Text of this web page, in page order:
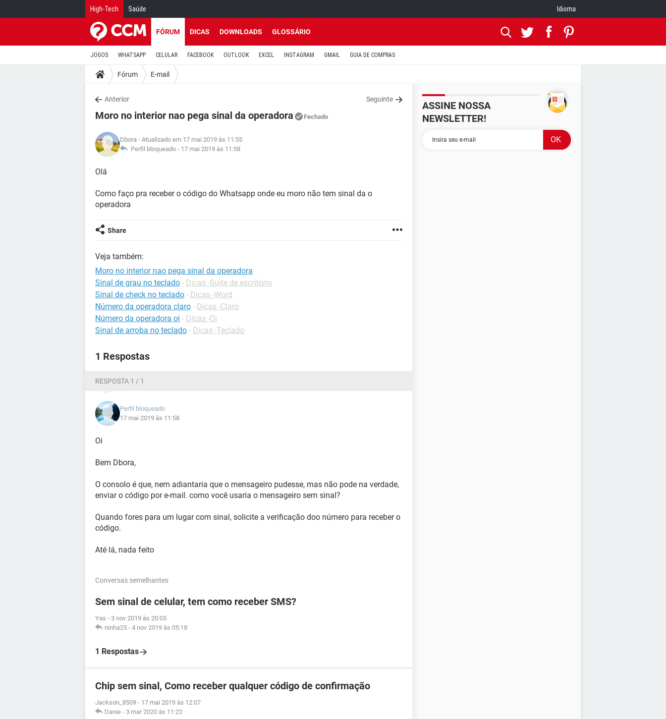
High-Tech Saúde Idioma
FÓRUM DICAS DOWNLOADS GLOSSÁRIO
JOGOS WHATSAPP CELULAR FACEBOOK OUTLOOK EXCEL INSTAGRAM GMAIL GUIA DE COMPRAS
Fórum E-mail
Anterior Seguinte
Moro no interior nao pega sinal da operadora Fechado
Dbora - Atualizado em 17 mai 2019 às 11:55
Perfil bloqueado - 17 mai 2019 às 11:58
Olá
Como faço pra receber o código do Whatsapp onde eu moro não tem sinal da o
operadora
Share
Veja também:
Moro no interior nao pega sinal da operadora
Sinal de grau no teclado - Dicas -Suíte de escritório
Sinal de check no teclado - Dicas -Word
Número da operadora claro - Dicas -Claro
Número da operadora oi - Dicas -Oi
Sinal de arroba no teclado - Dicas -Teclado
1 Respostas
RESPOSTA 1 / 1
Perfil bloqueado
17 mai 2019 às 11:58
Oi
Bem Dbora,
O consolo é que, nem adiantaria que o mensageiro pudesse, mas não pode na verdade,
enviar o código por e-mail. como você usaria o mensageiro sem sinal?
Quando fores para um lugar com sinal, solicite a verificação doo número para receber o
código.
Até lá, nada feito
Conversas semelhantes
Sem sinal de celular, tem como receber SMS?
Yas - 3 nov 2019 às 20:05
ninha25 - 4 nov 2019 às 05:18
1 Respostas
Chip sem sinal, Como receber qualquer código de confirmação
Jackson_8509 - 17 mai 2019 às 12:07
Danie - 3 mar 2020 às 11:22
ASSINE NOSSA
NEWSLETTER!